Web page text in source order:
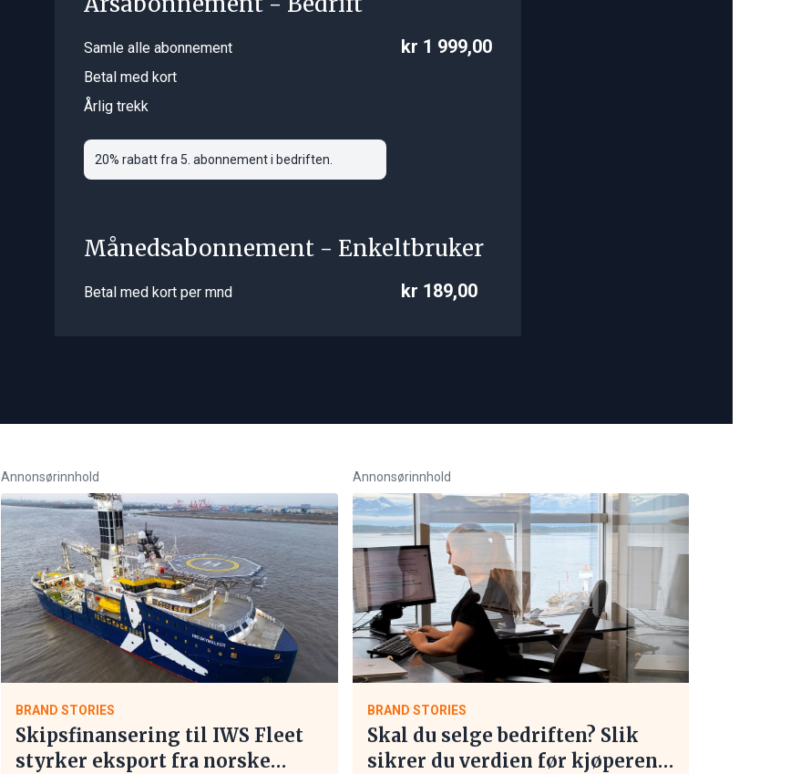
Samle alle abonnement
Betal med kort
Årlig trekk
20% rabatt fra 5. abonnement i bedriften.
kr 1 999,00
Månedsabonnement - Enkeltbruker
Betal med kort per mnd kr 189,00
Annonsørinnhold
BRAND STORIES
Skipsfinansering til IWS Fleet
styrker eksport fra norske
Annonsørinnhold
BRAND STORIES
Skal du selge bedriften? Slik
sikrer du verdien før kjøperen